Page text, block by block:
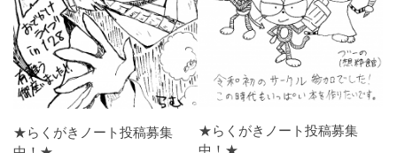
★らくがきノート投稿募集
★らくがきノート投稿募集
中！★